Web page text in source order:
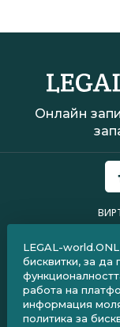
Онлайн
LEGAL-
бисквитки, за да
работа на
информация
политика за